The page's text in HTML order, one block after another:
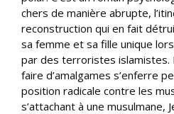
chers de manière abrupte,
reconstruction qui en fait
sa femme et sa fille unique
par des terroristes islamistes.
faire d’amalgames s’enferre
position radicale contre les
s’attachant à une musulmane,